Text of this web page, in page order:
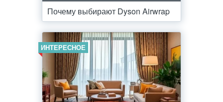
Почему выбирают Dyson Airwrap
ИНТЕРЕСНОЕ